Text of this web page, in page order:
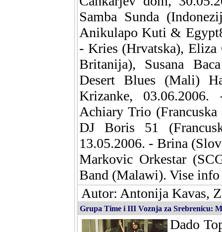
Samba Sunda
Anikulapo Kuti &
- Kries (Hrvatska),
Britanija), Susana
Desert Blues (Mali)
Krizanke,
Achiary Trio
DJ Boris 51
13.05.2006. - Brina
Markovic Orkestar
Band (Malawi). Vise
Autor: Antonija Kavas,
Grupa Time i III Voznja za Srebrenicu:
Dado